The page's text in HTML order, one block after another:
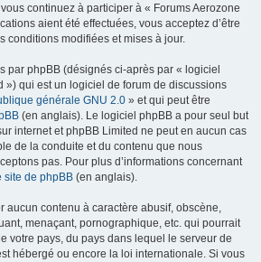
continuez à participer à « Forums Aerozone
aient été effectuées, vous acceptez d’être
conditions modifiées et mises à jour.
par phpBB (désignés ci-après par « logiciel
») qui est un logiciel de forum de discussions
générale GNU 2.0 » et qui peut être
(en anglais). Le logiciel phpBB a pour seul but
internet et phpBB Limited ne peut en aucun cas
de la conduite et du contenu que nous
pas. Pour plus d’informations concernant
site de phpBB (en anglais).
aucun contenu à caractère abusif, obscène,
menaçant, pornographique, etc. qui pourrait
votre pays, du pays dans lequel le serveur de
hébergé ou encore la loi internationale. Si vous